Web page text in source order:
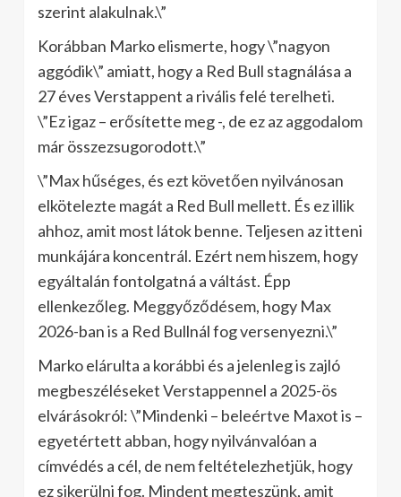
szerint alakulnak.\”
Korábban Marko elismerte, hogy \”nagyon
aggódik\” amiatt, hogy a Red Bull stagnálása a
27 éves Verstappent a rivális felé terelheti.
\”Ez igaz – erősítette meg -, de ez az aggodalom
már összezsugorodott.\”
\”Max hűséges, és ezt követően nyilvánosan
elkötelezte magát a Red Bull mellett. És ez illik
ahhoz, amit most látok benne. Teljesen az itteni
munkájára koncentrál. Ezért nem hiszem, hogy
egyáltalán fontolgatná a váltást. Épp
ellenkezőleg. Meggyőződésem, hogy Max
2026-ban is a Red Bullnál fog versenyezni.\”
Marko elárulta a korábbi és a jelenleg is zajló
megbeszéléseket Verstappennel a 2025-ös
elvárásokról: \”Mindenki – beleértve Maxot is –
egyetértett abban, hogy nyilvánvalóan a
címvédés a cél, de nem feltételezhetjük, hogy
ez sikerülni fog. Mindent megteszünk, amit